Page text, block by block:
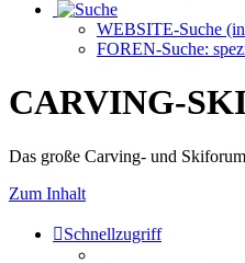
WEBSITE-Suche
FOREN-Suche:
CARVING-
Das große Carving- und
Zum Inhalt
Schnellzugriff